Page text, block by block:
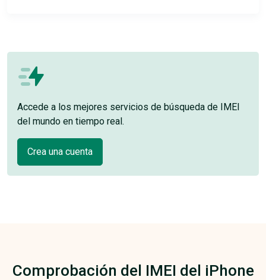
Accede a los mejores servicios de búsqueda de IMEI
del mundo en tiempo real.
Crea una cuenta
Comprobación del IMEI del iPhone